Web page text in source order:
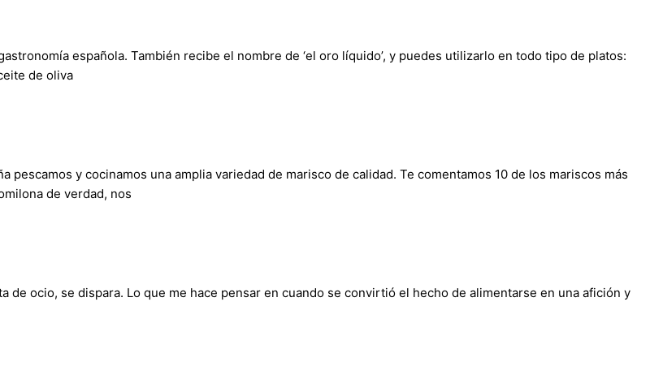
española. También recibe el nombre de ‘el oro líquido’, y puedes utilizarlo en todo tipo de platos:
de oliva
y cocinamos una amplia variedad de marisco de calidad. Te comentamos 10 de los mariscos más
de verdad, nos
de ocio, se dispara. Lo que me hace pensar en cuando se convirtió el hecho de alimentarse en una afición y